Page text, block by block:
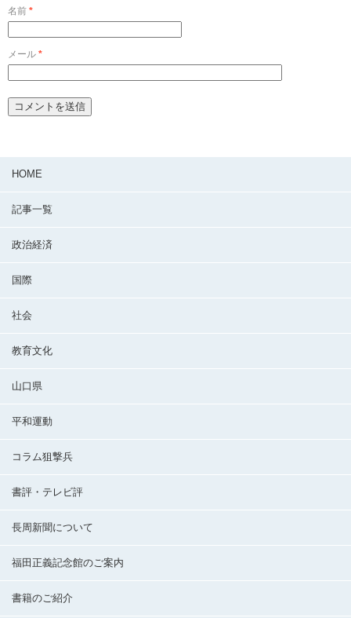
名前 *
メール *
HOME
記事一覧
政治経済
国際
社会
教育文化
山口県
平和運動
コラム狙撃兵
書評・テレビ評
長周新聞について
福田正義記念館のご案内
書籍のご紹介